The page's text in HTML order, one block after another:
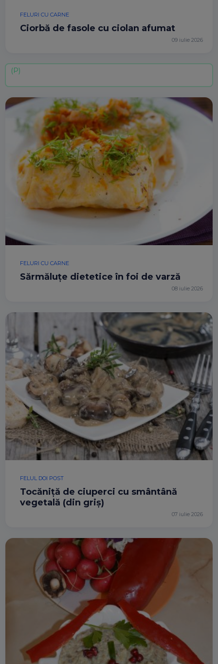
FELURI CU CARNE
Ciorbă de fasole cu ciolan afumat
09 iulie 2026
FELURI CU CARNE
Sărmăluțe dietetice în foi de varză
08 iulie 2026
FELUL DOI POST
Tocăniță de ciuperci cu smântână
vegetală (din griș)
07 iulie 2026